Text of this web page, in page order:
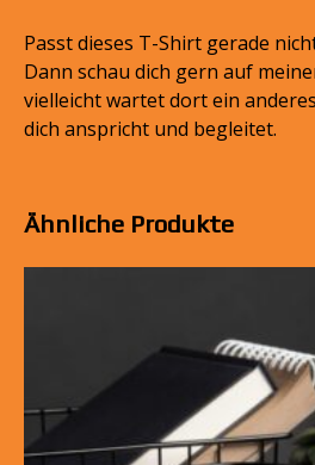
Passt dieses T-Shirt gerade
Dann schau dich gern auf
vielleicht wartet dort ein
dich anspricht und begleitet.
Ähnliche Produkte